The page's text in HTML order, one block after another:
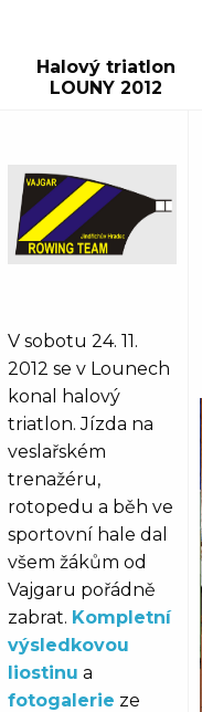
Halový triatlon
LOUNY 2012
V sobotu 24. 11.
2012 se v Lounech
konal halový
triatlon. Jízda na
veslařském
trenažéru,
rotopedu a běh ve
sportovní hale dal
všem žákům od
Vajgaru pořádně
zabrat. Kompletní
výsledkovou
liostinu a
fotogalerie ze